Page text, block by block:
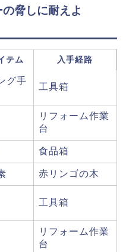
脅しに耐えよ
テム 入手経路
グ手
工具箱
リフォーム作業
台
食品箱
赤リンゴの木
工具箱
リフォーム作業
台